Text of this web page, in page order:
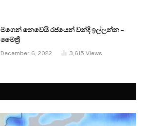
මගෙන් නෙවෙයි රජයෙන් වන්දි ඉල්ලන්න –
මෛත්‍රී
December 6, 2022 3,615 Views